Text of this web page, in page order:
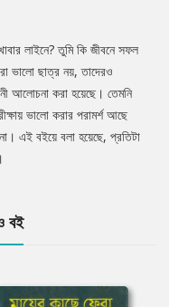
লাইনে? তুমি কি জীবনে সফল
ভালো ছাত্র নয়, তাদেরও
আলোচনা করা হয়েছে। তেমনি
ভালো করার পরামর্শ আছে
এই বইয়ে বলা হয়েছে, প্রতিটা
বই